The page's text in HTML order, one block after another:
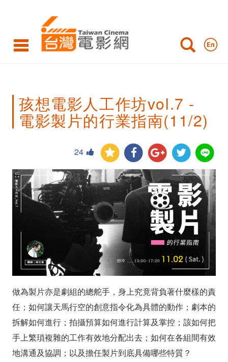
電
人
作
vol.7
電
的
行
業
指
孩想電影人工作坊vol.7 -
電影製片的行業指南(11/2)
24
做為製片亦是劇組的總舵手，身上究竟背負著什麼樣的責
任；如何讓天馬行空的創意指令化為具體的動作；劇本的
拆解如何進行；拍攝預算如何進行計算及掌控；該如何把
手上繁瑣複雜的工作有效地分配出去；如何在各組間有效
地溝通及協調；以及擔任製片到底具備哪些特質？